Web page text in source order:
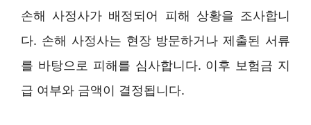
손해 사정사가 배정되어 피해 상황을 조사합니
다. 손해 사정사는 현장 방문하거나 제출된 서류
를 바탕으로 피해를 심사합니다. 이후 보험금 지
급 여부와 금액이 결정됩니다.